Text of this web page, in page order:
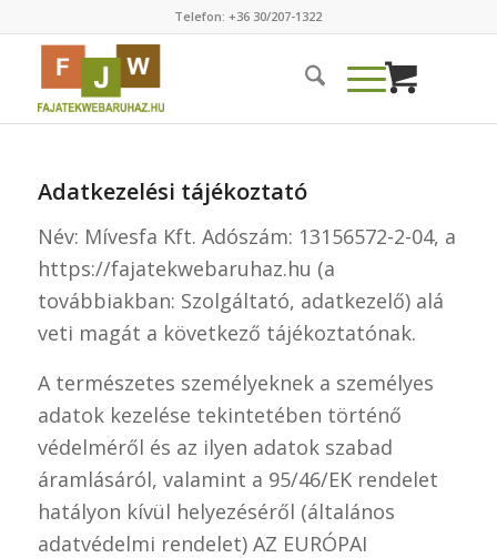
Telefon: +36 30/207-1322
Adatkezelési tájékoztató
Név: Mívesfa Kft. Adószám: 13156572-2-04, a
https://fajatekwebaruhaz.hu (a
továbbiakban: Szolgáltató, adatkezelő) alá
veti magát a következő tájékoztatónak.
A természetes személyeknek a személyes
adatok kezelése tekintetében történő
védelméről és az ilyen adatok szabad
áramlásáról, valamint a 95/46/EK rendelet
hatályon kívül helyezéséről (általános
adatvédelmi rendelet) AZ EURÓPAI